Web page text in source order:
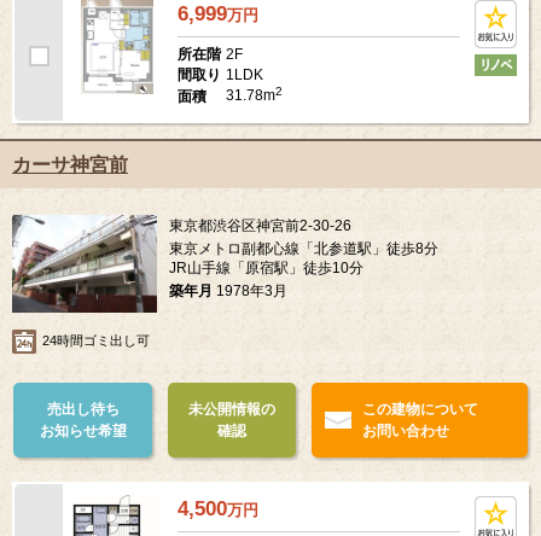
6,999万円
所在階 2F
間取り 1LDK
面積
31.78m2
カーサ神宮前
東京都渋谷区神宮前2-30-26
東京メトロ副都心線「北参道駅」徒歩8分
JR山手線「原宿駅」徒歩10分
築年月 1978年3月
24時間ゴミ出し可
売出し待ち
お知らせ希望
未公開情報の
確認
この建物について
お問い合わせ
4,500万円